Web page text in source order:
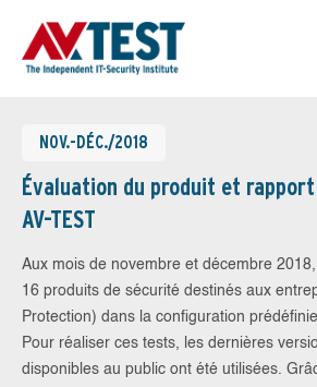
NOV.-DÉC./2018
Évaluation du produit et
AV-TEST
Aux mois de novembre et décembre
16 produits de sécurité destinés aux
Protection) dans la configuration
Pour réaliser ces tests, les dernières
disponibles au public ont été utilisées.